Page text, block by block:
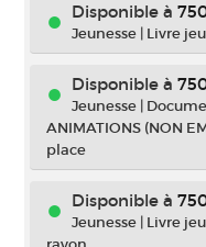
Disponible à
Jeunesse | Livre
Disponible à
Jeunesse |
ANIMATIONS (NON
place
Disponible à
Jeunesse | Livre